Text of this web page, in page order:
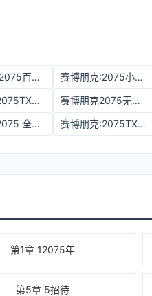
赛博朋克:2075百度网盘 赛博朋克:2075小说TXT下载
赛博朋克2075TXT电子书全集
赛博朋克2075无防盗精校版
赛博朋克2075 全本txt
赛博朋克:2075TXT下载
第1章 12075年
第5章 5招待